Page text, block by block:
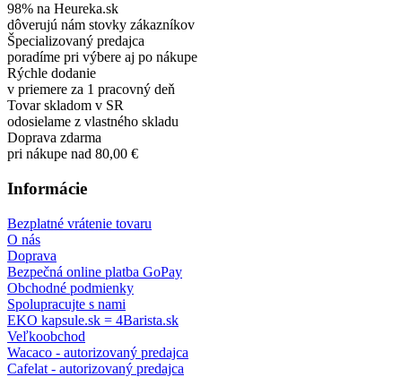
98% na Heureka.sk
dôverujú nám stovky zákazníkov
Špecializovaný predajca
poradíme pri výbere aj po nákupe
Rýchle dodanie
v priemere za 1 pracovný deň
Tovar skladom v SR
odosielame z vlastného skladu
Doprava zdarma
pri nákupe nad 80,00 €
Informácie
Bezplatné vrátenie tovaru
O nás
Doprava
Bezpečná online platba GoPay
Obchodné podmienky
Spolupracujte s nami
EKO kapsule.sk = 4Barista.sk
Veľkoobchod
Wacaco - autorizovaný predajca
Cafelat - autorizovaný predajca